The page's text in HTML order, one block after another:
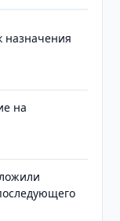
назначения
на